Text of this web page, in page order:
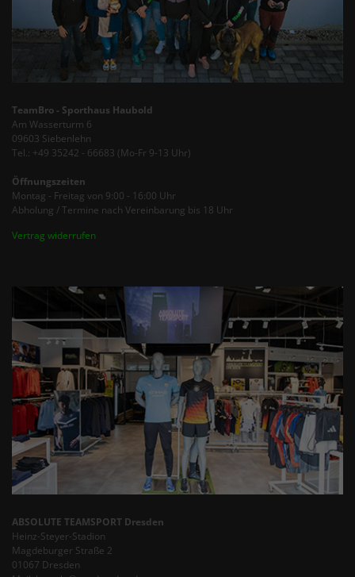
TeamBro - Sporthaus Haubold
Am Wasserturm 6
09603 Siebenlehn
Tel.: +49 35242 - 66683 (Mo-Fr 9-13 Uhr)
Öffnungszeiten
Montag - Freitag von 9:00 - 16:00 Uhr
Abholung / Termine nach Vereinbarung bis 18 Uhr
Vertrag widerrufen
ABSOLUTE TEAMSPORT Dresden
Heinz-Steyer-Stadion
Magdeburger Straße 2
01067 Dresden